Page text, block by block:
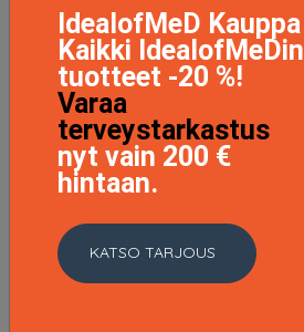
IdealofMeD Kauppa
Kaikki IdealofMeDin
tuotteet -20 %!
Varaa
terveystarkastus
nyt vain 200 €
hintaan.
KATSO TARJOUS